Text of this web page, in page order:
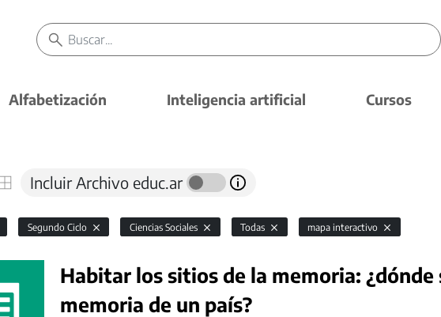
Alfabetización Inteligencia artificial Cursos
Incluir Archivo educ.ar
Segundo Ciclo Ciencias Sociales Todas mapa interactivo
Habitar los sitios de la memoria: ¿dónde
memoria de un país?